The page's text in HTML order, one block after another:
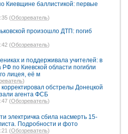
Киевщине баллистикой: первые
(Обозреватель)
произошло ДТП: погиб
(Обозреватель)
и поддерживала учителей: в
РФ по Киевской области погибли
лицея, её м
)
обстрелы Донецкой
агента ФСБ
(Обозреватель)
электричка сбила насмерть 15-
Подробности и фото
(Обозреватель)